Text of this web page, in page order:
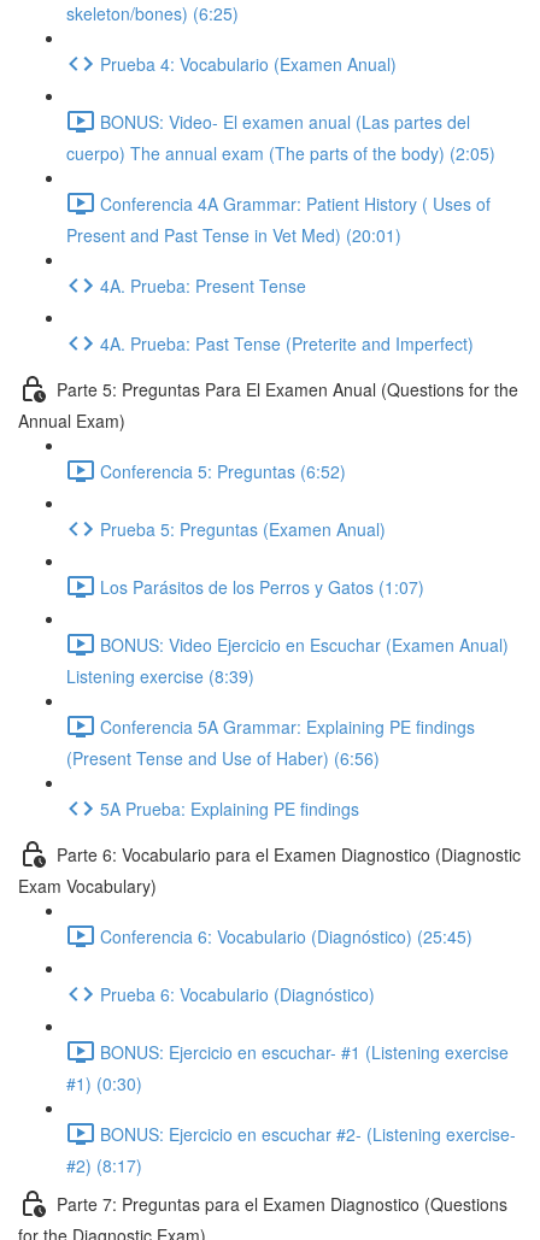
skeleton/bones) (6:25)
Prueba 4: Vocabulario (Examen Anual)
BONUS: Video- El examen anual (Las partes del
cuerpo) The annual exam (The parts of the body) (2:05)
Conferencia 4A Grammar: Patient History ( Uses of
Present and Past Tense in Vet Med) (20:01)
4A. Prueba: Present Tense
4A. Prueba: Past Tense (Preterite and Imperfect)
Parte 5: Preguntas Para El Examen Anual (Questions for the
Annual Exam)
Conferencia 5: Preguntas (6:52)
Prueba 5: Preguntas (Examen Anual)
Los Parásitos de los Perros y Gatos (1:07)
BONUS: Video Ejercicio en Escuchar (Examen Anual)
Listening exercise (8:39)
Conferencia 5A Grammar: Explaining PE findings
(Present Tense and Use of Haber) (6:56)
5A Prueba: Explaining PE findings
Parte 6: Vocabulario para el Examen Diagnostico (Diagnostic
Exam Vocabulary)
Conferencia 6: Vocabulario (Diagnóstico) (25:45)
Prueba 6: Vocabulario (Diagnóstico)
BONUS: Ejercicio en escuchar- #1 (Listening exercise
#1) (0:30)
BONUS: Ejercicio en escuchar #2- (Listening exercise-
#2) (8:17)
Parte 7: Preguntas para el Examen Diagnostico (Questions
for the Diagnostic Exam)